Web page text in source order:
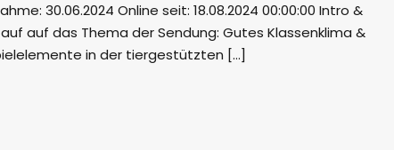
30.06.2024 Online seit: 18.08.2024 00:00:00 Intro &
auf auf das Thema der Sendung: Gutes Klassenklima &
in der tiergestützten […]